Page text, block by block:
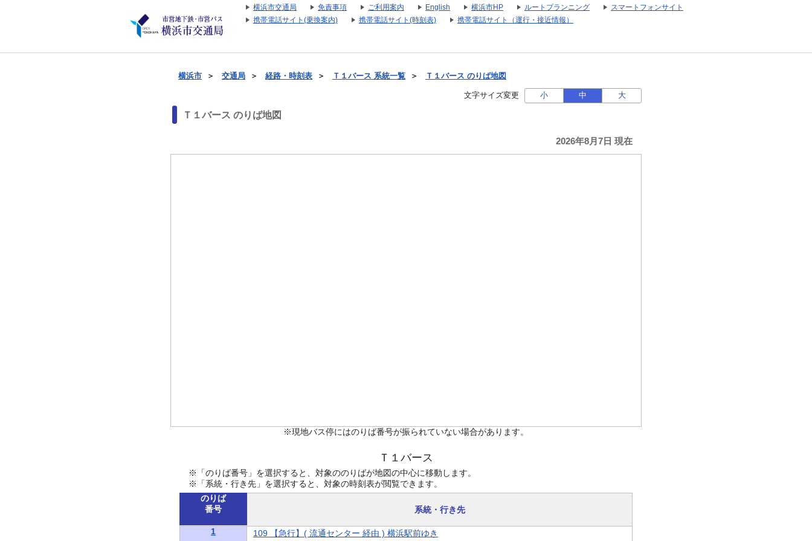
横浜市交通局 免責事項 ご利用案内 English 横浜市HP ルートプランニング
スマートフォンサイト
携帯電話サイト(乗換案内)
携帯電話サイト(時刻表) 携帯電話サイト（運行・接近情報）
横浜市 ＞ 交通局 ＞ 経路・時刻表 ＞ Ｔ１バース 系統一覧 ＞ Ｔ１バース のりば地図
文字サイズ変更 小 中 大
Ｔ１バース のりば地図
2026年8月7日 現在
※現地バス停にはのりば番号が振られていない場合があります。
Ｔ１バース
※「のりば番号」を選択すると、対象ののりばが地図の中心に移動します。
※「系統・行き先」を選択すると、対象の時刻表が閲覧できます。
のりば
番号
系統・行き先
1 109 【急行】( 流通センター 経由 ) 横浜駅前ゆき